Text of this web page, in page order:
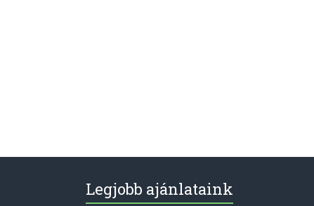
Legjobb ajánlataink